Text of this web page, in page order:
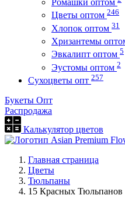
Ромашки оптом
Цветы оптом 246
Хлопок оптом 31
Хризантемы
Эвкалипт оптом 5
Эустомы оптом 2
Сухоцветы опт 257
Букеты Опт
Распродажа
Калькулятор цветов
Главная страница
Цветы
Тюльпаны
15 Красных Тюльпанов